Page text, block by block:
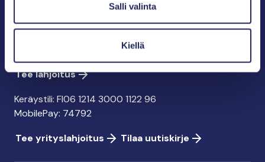
Salli valinta
Kiellä
Tee lahjoitus
Keräystili: FI06 1214 3000 1122 96
MobilePay: 74792
Tee yrityslahjoitus
Tilaa uutiskirje